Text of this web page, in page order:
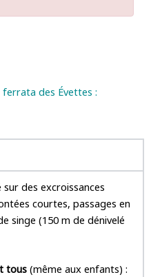
des Évettes :
des excroissances
courtes, passages en
singe (150 m de dénivelé
tous (même aux enfants) :